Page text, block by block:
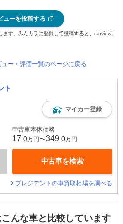
ューを投稿する
す。みんカラに登録して投稿すると、carview!
ー・評価一覧のページに戻る
ト
マイカー登録
中古車本体価格
17 .0万円〜349 .0万円
中古車を検索
プレジデントの車買取相場を調べる
んな車と比較しています